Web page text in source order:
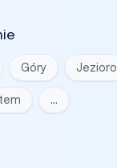
Góry Jezioro
…